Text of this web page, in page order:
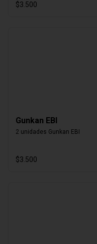
$3.500
Gunkan EBI
2 unidades Gunkan EBI
$3.500